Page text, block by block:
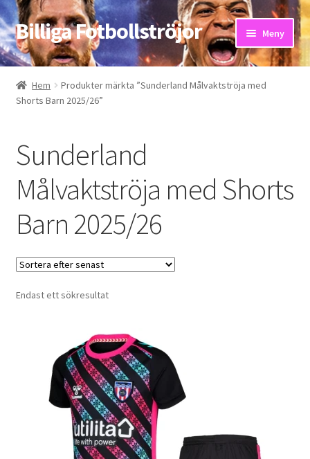
Hoppa
till
navigering
Hoppa
till
innehåll
Billiga Fotbollströjor Meny
Hem
Bloggar
Kassa
Kontakta oss
Hem
Produkter märkta ”Sunderland Målvaktströja med
Shorts Barn 2025/26”
Sunderland
Målvaktströja med Shorts
Barn 2025/26
Endast ett sökresultat